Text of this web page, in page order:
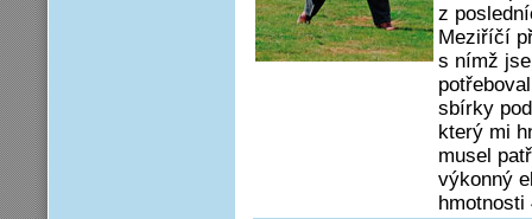
z
Meziříčí
s nímž
sbírky
který mi
musel
výkonný
hmotnosti